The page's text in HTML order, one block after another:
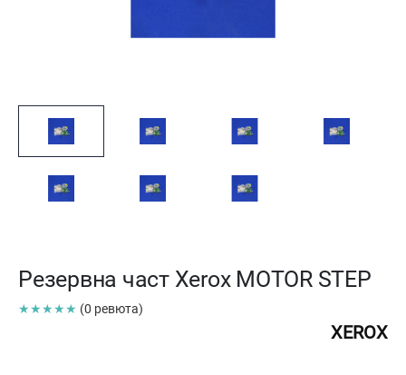
Резервна част Xerox MOTOR STEP
★★★★★ (0 ревюта)
XEROX